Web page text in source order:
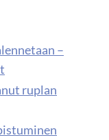
–
ruplan